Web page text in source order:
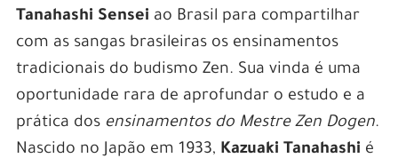
Tanahashi Sensei ao Brasil para compartilhar
com as sangas brasileiras os ensinamentos
tradicionais do budismo Zen. Sua vinda é uma
oportunidade rara de aprofundar o estudo e a
prática dos ensinamentos do Mestre Zen Dogen.
Nascido no Japão em 1933, Kazuaki Tanahashi é